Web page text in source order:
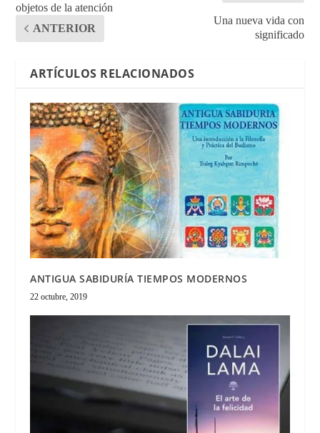
objetos de la atención
ANTERIOR
Una nueva vida con
significado
ARTÍCULOS RELACIONADOS
ANTIGUA SABIDURÍA TIEMPOS MODERNOS
22 octubre, 2019